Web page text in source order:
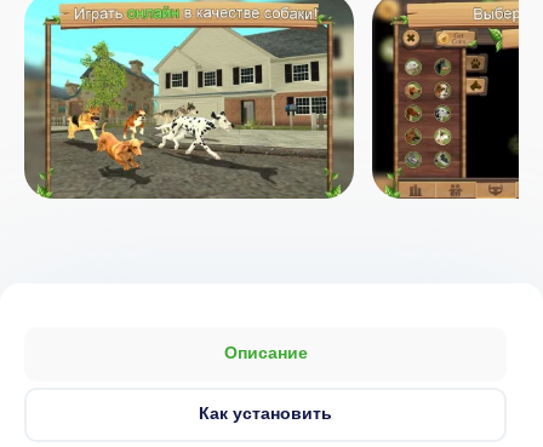
Описание
Как установить